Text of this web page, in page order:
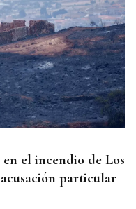
el incendio de Los
particular